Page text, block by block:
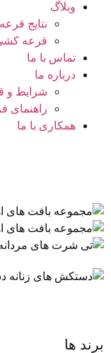
وبلاگ
نتایج
قرعه
تماس با ما
درباره ما
شرایط و
راهنمای
همکاری با ما
برند ها